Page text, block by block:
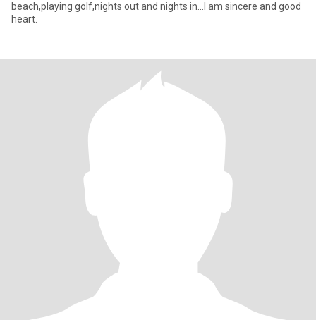
beach,playing golf,nights out and nights in...I am sincere and good
heart.